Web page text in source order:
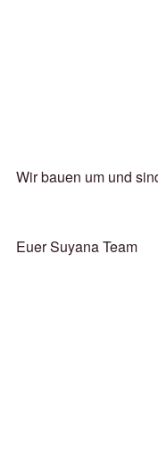
Wir bauen um und
Euer Suyana Team